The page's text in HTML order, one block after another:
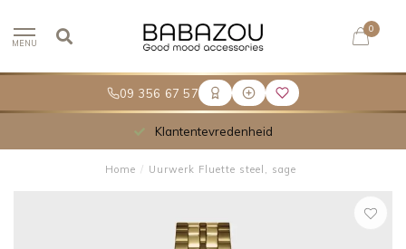
09 356 67 57
MENU
0
Klantentevredenheid
Home / Uurwerk Fluette steel, sage